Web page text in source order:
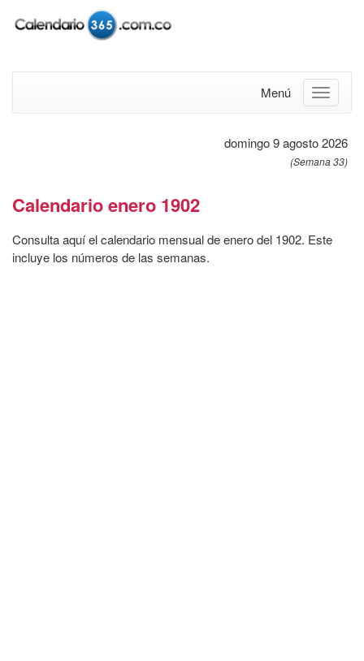
Menú
domingo 9 agosto 2026
(Semana 33)
Calendario enero 1902
Consulta aquí el calendario mensual de enero del 1902. Este
incluye los números de las semanas.